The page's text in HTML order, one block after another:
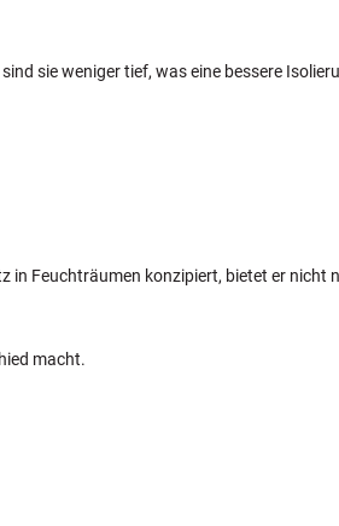
sie weniger tief, was eine bessere
in Feuchträumen konzipiert, bietet er nicht
macht.